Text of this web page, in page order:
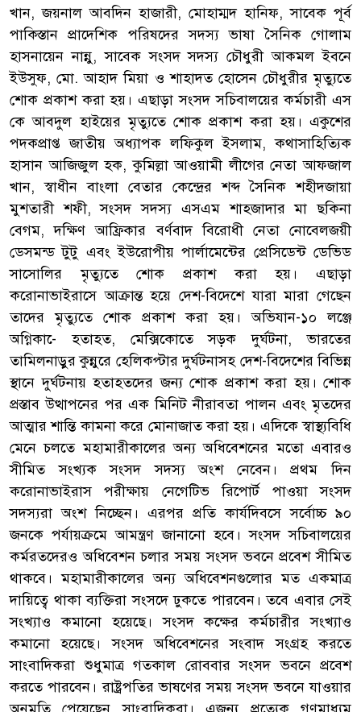
খান, জয়নাল আবদিন হাজারী, মোহাম্মদ হানিফ, সাবেক পূর্ব
পাকিস্তান প্রাদেশিক পরিষদের সদস্য ভাষা সৈনিক গোলাম
হাসনায়েন নান্নু, সাবেক সংসদ সদস্য চৌধুরী আকমল ইবনে
ইউসুফ, মো. আহাদ মিয়া ও শাহাদত হোসেন চৌধুরীর মৃত্যুতে
শোক প্রকাশ করা হয়। এছাড়া সংসদ সচিবালয়ের কর্মচারী এস
কে আবদুল হাইয়ের মৃত্যুতে শোক প্রকাশ করা হয়। একুশের
পদকপ্রাপ্ত জাতীয় অধ্যাপক লফিকুল ইসলাম, কথাসাহিত্যিক
হাসান আজিজুল হক, কুমিল্লা আওয়ামী লীগের নেতা আফজাল
খান, স্বাধীন বাংলা বেতার কেন্দ্রের শব্দ সৈনিক শহীদজায়া
মুশতারী শফী, সংসদ সদস্য এসএম শাহজাদার মা ছকিনা
বেগম, দক্ষিণ আফ্রিকার বর্ণবাদ বিরোধী নেতা নোবেলজয়ী
ডেসমন্ড টুটু এবং ইউরোপীয় পার্লামেন্টের প্রেসিডেন্ট ডেভিড
সাসোলির মৃত্যুতে শোক প্রকাশ করা হয়। এছাড়া
করোনাভাইরাসে আক্রান্ত হয়ে দেশ-বিদেশে যারা মারা গেছেন
তাদের মৃত্যুতে শোক প্রকাশ করা হয়। অভিযান-১০ লঞ্জে
অগ্নিকা-ে হতাহত, মেক্সিকোতে সড়ক দুর্ঘটনা, ভারতের
তামিলনাড়ুর কুন্নুরে হেলিকপ্টার দুর্ঘটনাসহ দেশ-বিদেশের বিভিন্ন
স্থানে দুর্ঘটনায় হতাহতদের জন্য শোক প্রকাশ করা হয়। শোক
প্রস্তাব উত্থাপনের পর এক মিনিট নীরাবতা পালন এবং মৃতদের
আত্মার শান্তি কামনা করে মোনাজাত করা হয়। এদিকে স্বাস্থ্যবিধি
মেনে চলতে মহামারীকালের অন্য অধিবেশনের মতো এবারও
সীমিত সংখ্যক সংসদ সদস্য অংশ নেবেন। প্রথম দিন
করোনাভাইরাস পরীক্ষায় নেগেটিভ রিপোর্ট পাওয়া সংসদ
সদস্যরা অংশ নিচ্ছেন। এরপর প্রতি কার্যদিবসে সর্বোচ্চ ৯০
জনকে পর্যায়ক্রমে আমন্ত্রণ জানানো হবে। সংসদ সচিবালয়ের
কর্মরতদেরও অধিবেশন চলার সময় সংসদ ভবনে প্রবেশ সীমিত
থাকবে। মহামারীকালের অন্য অধিবেশনগুলোর মত একমাত্র
দায়িত্বে থাকা ব্যক্তিরা সংসদে ঢুকতে পারবেন। তবে এবার সেই
সংখ্যাও কমানো হয়েছে। সংসদ কক্ষের কর্মচারীর সংখ্যাও
কমানো হয়েছে। সংসদ অধিবেশনের সংবাদ সংগ্রহ করতে
সাংবাদিকরা শুধুমাত্র গতকাল রোববার সংসদ ভবনে প্রবেশ
করতে পারবেন। রাষ্ট্রপতির ভাষণের সময় সংসদ ভবনে যাওয়ার